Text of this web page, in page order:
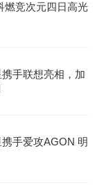
燃竞次元四日高光
手联想亮相，加
手爱攻AGON 明